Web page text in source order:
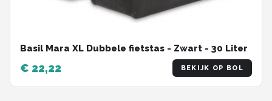
Basil Mara XL Dubbele fietstas - Zwart - 30 Liter
€ 22,22 BEKIJK OP BOL